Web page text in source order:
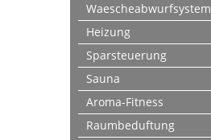
Waescheabwurfsystem
Heizung
Sparsteuerung
Sauna
Aroma-Fitness
Raumbeduftung